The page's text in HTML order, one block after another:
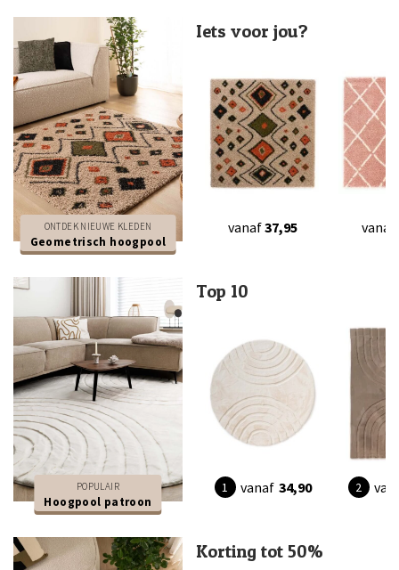
ONTDEK NIEUWE KLEDEN
Geometrisch hoogpool
Iets voor jou?
vanaf37,95 vanaf
POPULAIR
Hoogpool patroon
Top 10
vanaf 34,90
Korting tot 50%